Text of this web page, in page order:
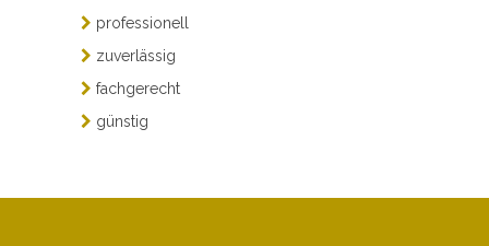
professionell
zuverlässig
fachgerecht
günstig